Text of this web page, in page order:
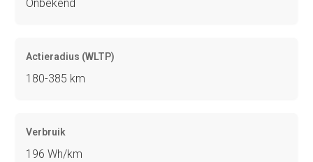
Onbekend
Actieradius (WLTP)
180-385 km
Verbruik
196 Wh/km